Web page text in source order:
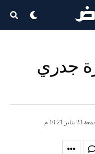
جدري
23 يناير 10:21 م